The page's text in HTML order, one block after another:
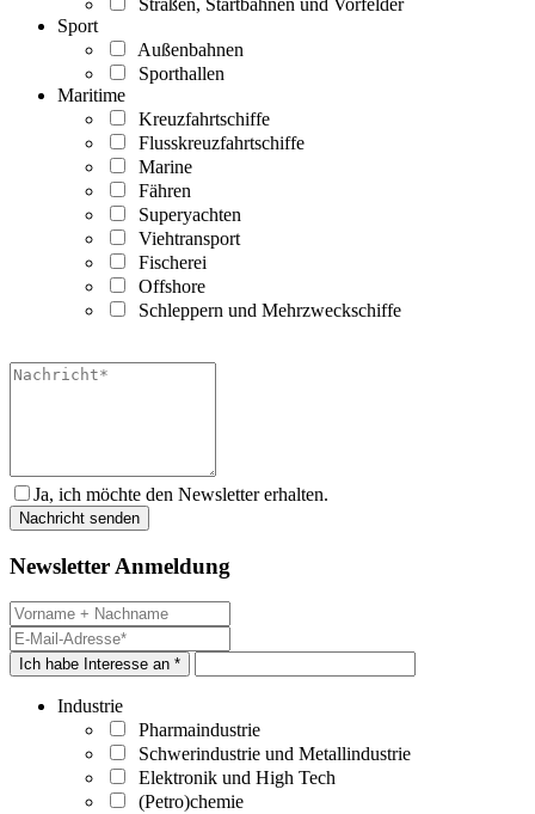
Straßen, Startbahnen und Vorfelder
Sport
Außenbahnen
Sporthallen
Maritime
Kreuzfahrtschiffe
Flusskreuzfahrtschiffe
Marine
Fähren
Superyachten
Viehtransport
Fischerei
Offshore
Schleppern und Mehrzweckschiffe
Ja, ich möchte den Newsletter erhalten.
Newsletter Anmeldung
Ich habe Interesse an *
Industrie
Pharmaindustrie
Schwerindustrie und Metallindustrie
Elektronik und High Tech
(Petro)chemie